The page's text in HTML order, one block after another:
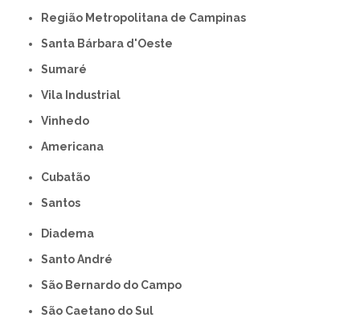
Região Metropolitana de Campinas
Santa Bárbara d'Oeste
Sumaré
Vila Industrial
Vinhedo
americana
Cubatão
Santos
Diadema
Santo André
São Bernardo do Campo
São Caetano do Sul